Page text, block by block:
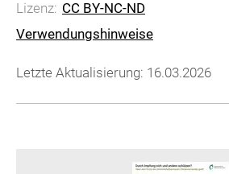
Lizenz: CC BY-NC-ND
Verwendungshinweise
Letzte Aktualisierung: 16.03.2026